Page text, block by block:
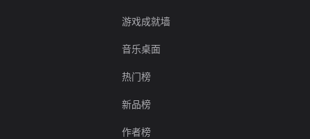
游戏成就墙
音乐桌面
热门榜
新品榜
作者榜